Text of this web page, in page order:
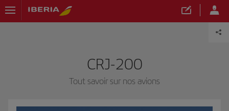
CRJ-200
Tout savoir sur nos avions